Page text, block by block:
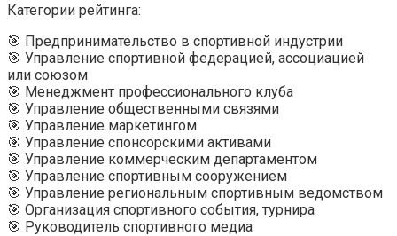
Категории рейтинга:
🎯 Предпринимательство в спортивной индустрии
🎯 Управление спортивной федерацией, ассоциацией
или союзом
🎯 Менеджмент профессионального клуба
🎯 Управление общественными связями
🎯 Управление маркетингом
🎯 Управление спонсорскими активами
🎯 Управление коммерческим департаментом
🎯 Управление спортивным сооружением
🎯 Управление региональным спортивным ведомством
🎯 Организация спортивного события, турнира
🎯 Руководитель спортивного медиа